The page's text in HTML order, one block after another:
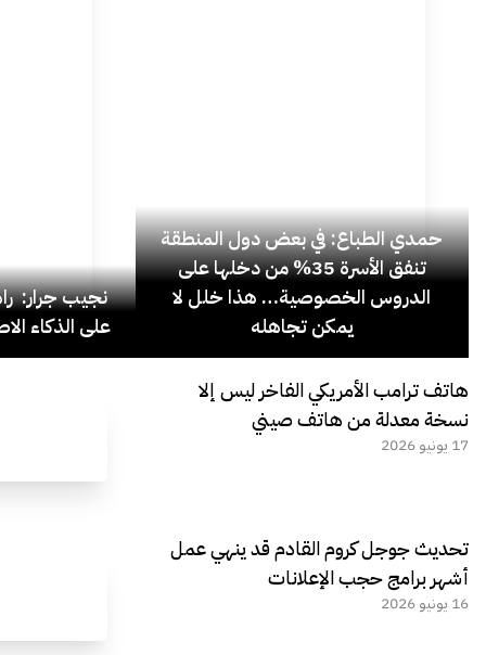
حمدي الطباع: في بعض دول المنطقة
تنفق الأسرة 35% من دخلها على
الدروس الخصوصية… هذا خلل لا
يمكن تجاهله
نجيب جرار:
على الذكاء
هاتف ترامب الأمريكي الفاخر ليس إلا
نسخة معدلة من هاتف صيني
17 يونيو 2026
تحديث جوجل كروم القادم قد ينهي عمل
أشهر برامج حجب الإعلانات
16 يونيو 2026